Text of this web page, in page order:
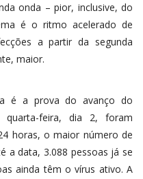
onda – pior, inclusive, do
é o ritmo acelerado de
a partir da segunda
maior.
é a prova do avanço do
feira, dia 2, foram
horas, o maior número de
a data, 3.088 pessoas já se
ainda têm o vírus ativo. A